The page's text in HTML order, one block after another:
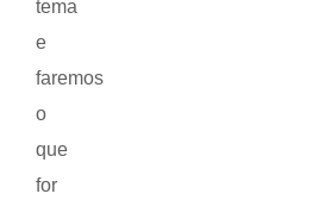
tema
e
faremos
o
que
for